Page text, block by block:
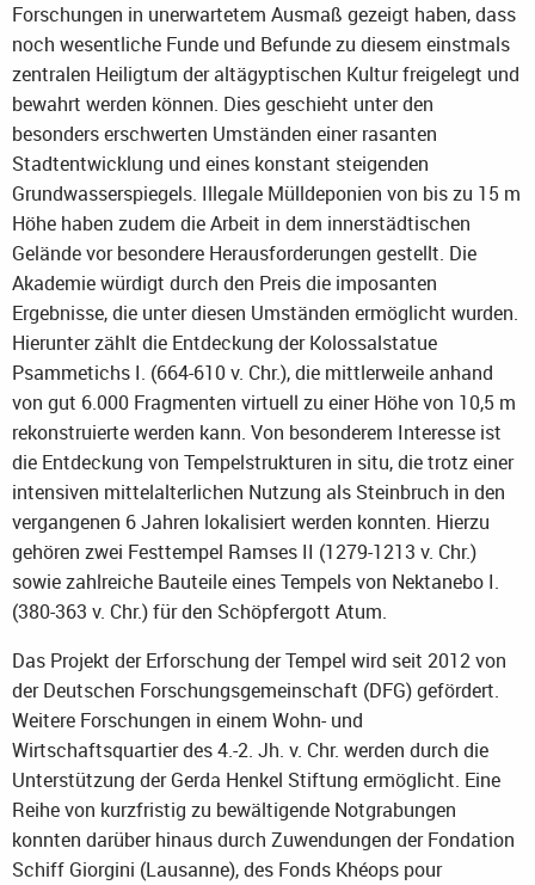
Forschungen in unerwartetem Ausmaß gezeigt haben, dass
noch wesentliche Funde und Befunde zu diesem einstmals
zentralen Heiligtum der altägyptischen Kultur freigelegt und
bewahrt werden können. Dies geschieht unter den
besonders erschwerten Umständen einer rasanten
Stadtentwicklung und eines konstant steigenden
Grundwasserspiegels. Illegale Mülldeponien von bis zu 15 m
Höhe haben zudem die Arbeit in dem innerstädtischen
Gelände vor besondere Herausforderungen gestellt. Die
Akademie würdigt durch den Preis die imposanten
Ergebnisse, die unter diesen Umständen ermöglicht wurden.
Hierunter zählt die Entdeckung der Kolossalstatue
Psammetichs I. (664-610 v. Chr.), die mittlerweile anhand
von gut 6.000 Fragmenten virtuell zu einer Höhe von 10,5 m
rekonstruierte werden kann. Von besonderem Interesse ist
die Entdeckung von Tempelstrukturen in situ, die trotz einer
intensiven mittelalterlichen Nutzung als Steinbruch in den
vergangenen 6 Jahren lokalisiert werden konnten. Hierzu
gehören zwei Festtempel Ramses II (1279-1213 v. Chr.)
sowie zahlreiche Bauteile eines Tempels von Nektanebo I.
(380-363 v. Chr.) für den Schöpfergott Atum.
Das Projekt der Erforschung der Tempel wird seit 2012 von
der Deutschen Forschungsgemeinschaft (DFG) gefördert.
Weitere Forschungen in einem Wohn- und
Wirtschaftsquartier des 4.-2. Jh. v. Chr. werden durch die
Unterstützung der Gerda Henkel Stiftung ermöglicht. Eine
Reihe von kurzfristig zu bewältigende Notgrabungen
konnten darüber hinaus durch Zuwendungen der Fondation
Schiff Giorgini (Lausanne), des Fonds Khéops pour